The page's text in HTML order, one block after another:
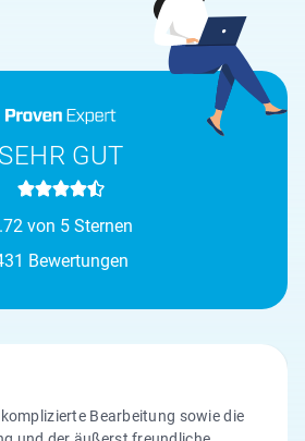
SEHR GUT
von 5 Sternen
Bewertungen
Bearbeitung sowie die